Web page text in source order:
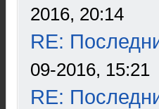
2016, 20:14
RE:
09-2016, 15:21
RE: